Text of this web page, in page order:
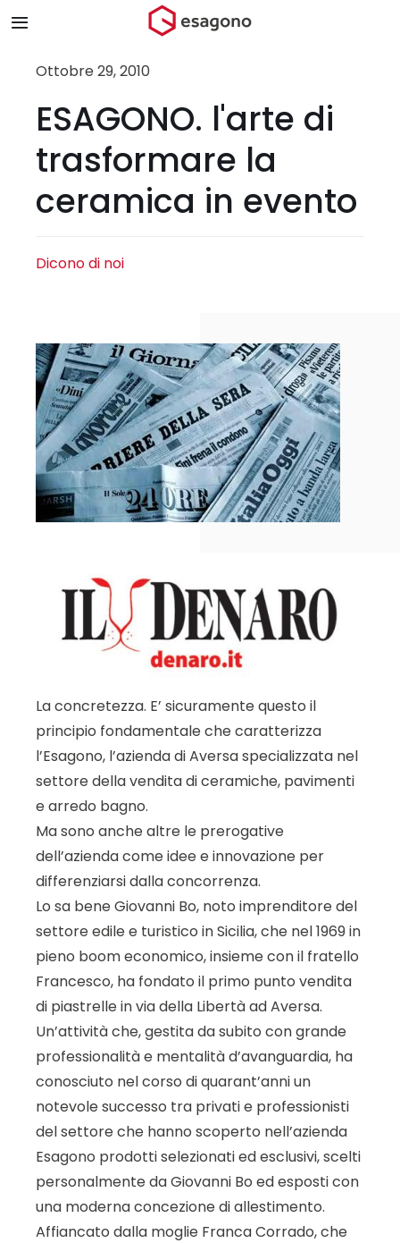
contenuto
Toggle
Navigation
Chi siamo
Contatti
Ottobre 29, 2010
ESAGONO. l'arte di
trasformare la
ceramica in evento
Dicono di noi
La concretezza. E’ sicuramente questo il
principio fondamentale che caratterizza
l’Esagono, l’azienda di Aversa specializzata nel
settore della vendita di ceramiche, pavimenti
e arredo bagno.
Ma sono anche altre le prerogative
dell’azienda come idee e innovazione per
differenziarsi dalla concorrenza.
Lo sa bene Giovanni Bo, noto imprenditore del
settore edile e turistico in Sicilia, che nel 1969 in
pieno boom economico, insieme con il fratello
Francesco, ha fondato il primo punto vendita
di piastrelle in via della Libertà ad Aversa.
Un’attività che, gestita da subito con grande
professionalità e mentalità d’avanguardia, ha
conosciuto nel corso di quarant’anni un
notevole successo tra privati e professionisti
del settore che hanno scoperto nell’azienda
Esagono prodotti selezionati ed esclusivi, scelti
personalmente da Giovanni Bo ed esposti con
una moderna concezione di allestimento.
Affiancato dalla moglie Franca Corrado, che